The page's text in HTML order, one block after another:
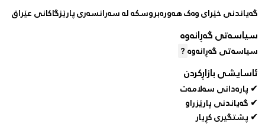
گەیاندنی خێرای وەک هەورەبروسکە لە سەرانسەری پارێزگاکانی عێراق
سیاسەتی گەڕانەوە
سیاسەتی گەڕانەوە?
ئاسایشی بازاڕکردن
✔ پارەدانی سەلامەت
✔ گەیاندنی پارێزراو
✔ پشتگیری کڕیار